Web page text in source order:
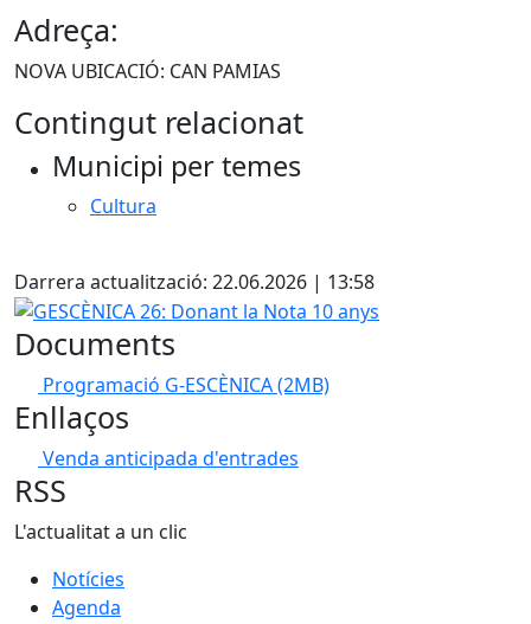
Adreça:
NOVA UBICACIÓ: CAN PAMIAS
Contingut relacionat
Municipi per temes
Cultura
Darrera actualització: 22.06.2026 | 13:58
GESCÈNICA 26: Donant la Nota 10 anys
Documents
Programació G-ESCÈNICA(2MB)
Enllaços
Venda anticipada d'entrades
RSS
L'actualitat a un clic
Notícies
Agenda